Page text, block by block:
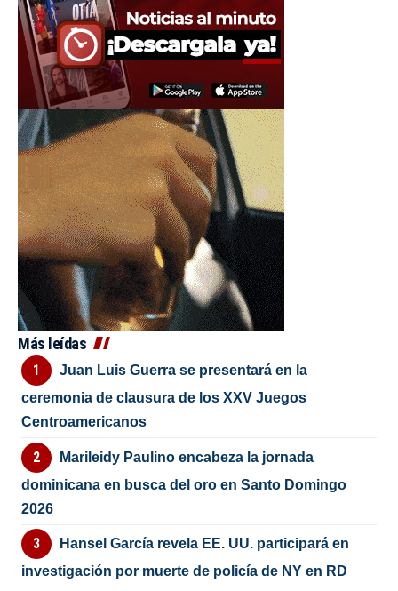
Más leídas
Juan Luis Guerra se presentará en la
ceremonia de clausura de los XXV Juegos
Centroamericanos
Marileidy Paulino encabeza la jornada
dominicana en busca del oro en Santo Domingo
2026
Hansel García revela EE. UU. participará en
investigación por muerte de policía de NY en RD